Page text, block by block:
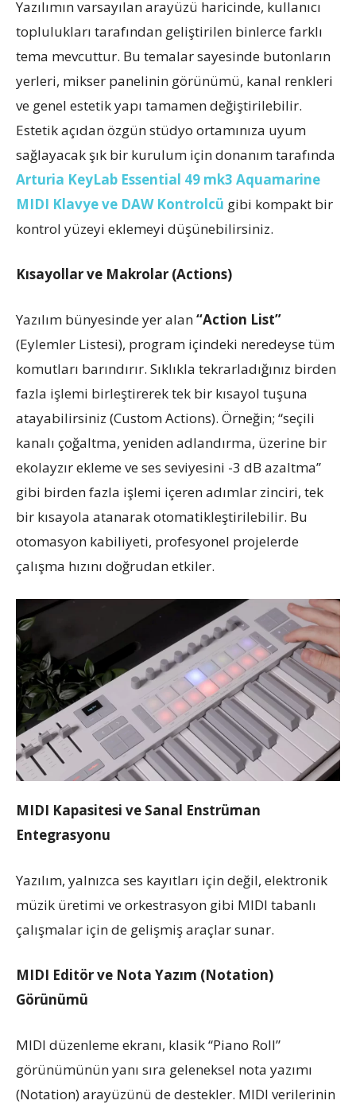
Yazılımın varsayılan arayüzü haricinde, kullanıcı
toplulukları tarafından geliştirilen binlerce farklı
tema mevcuttur. Bu temalar sayesinde butonların
yerleri, mikser panelinin görünümü, kanal renkleri
ve genel estetik yapı tamamen değiştirilebilir.
Estetik açıdan özgün stüdyo ortamınıza uyum
sağlayacak şık bir kurulum için donanım tarafında
Arturia KeyLab Essential 49 mk3 Aquamarine
MIDI Klavye ve DAW Kontrolcü gibi kompakt bir
kontrol yüzeyi eklemeyi düşünebilirsiniz.
Kısayollar ve Makrolar (Actions)
Yazılım bünyesinde yer alan“Action List”
(Eylemler Listesi), program içindeki neredeyse tüm
komutları barındırır. Sıklıkla tekrarladığınız birden
fazla işlemi birleştirerek tek bir kısayol tuşuna
atayabilirsiniz (Custom Actions). Örneğin; “seçili
kanalı çoğaltma, yeniden adlandırma, üzerine bir
ekolayzır ekleme ve ses seviyesini -3 dB azaltma”
gibi birden fazla işlemi içeren adımlar zinciri, tek
bir kısayola atanarak otomatikleştirilebilir. Bu
otomasyon kabiliyeti, profesyonel projelerde
çalışma hızını doğrudan etkiler.
MIDI Kapasitesi ve Sanal Enstrüman
Entegrasyonu
Yazılım, yalnızca ses kayıtları için değil, elektronik
müzik üretimi ve orkestrasyon gibi MIDI tabanlı
çalışmalar için de gelişmiş araçlar sunar.
MIDI Editör ve Nota Yazım (Notation)
Görünümü
MIDI düzenleme ekranı, klasik “Piano Roll”
görünümünün yanı sıra geleneksel nota yazımı
(Notation) arayüzünü de destekler. MIDI verilerinin